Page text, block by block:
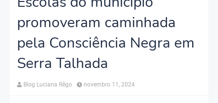
promoveram caminhada
pela Consciência Negra em
Serra Talhada
Blog Luciana Rêgo novembro 11, 2024